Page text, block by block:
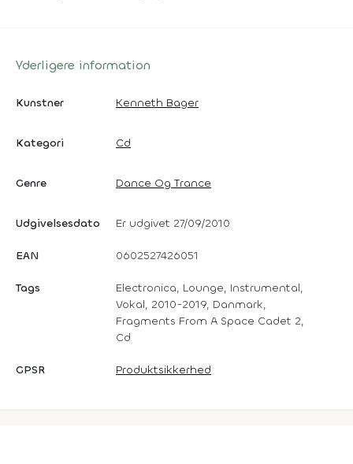
Yderligere information
Kunstner Kenneth Bager
Kategori Cd
Genre Dance Og Trance
Udgivelsesdato Er udgivet 27/09/2010
EAN 0602527426051
Tags
Electronica, Lounge, Instrumental,
Vokal, 2010-2019, Danmark,
Fragments From A Space Cadet 2,
Cd
GPSR Produktsikkerhed